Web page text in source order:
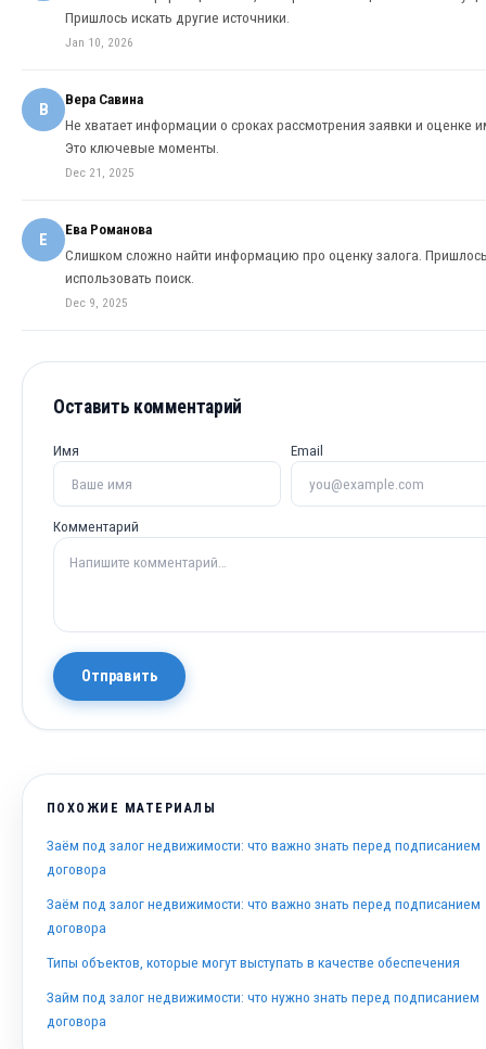
Пришлось искать другие источники.
Jan 10, 2026
В
Вера Савина
Не хватает информации о сроках рассмотрения заявки и оценке
Это ключевые моменты.
Dec 21, 2025
Е
Ева Романова
Слишком сложно найти информацию про оценку залога.
использовать поиск.
Dec 9, 2025
Оставить комментарий
Имя Email
Комментарий
Отправить
ПОХОЖИЕ МАТЕРИАЛЫ
Заём под залог недвижимости: что важно знать перед подписанием
договора
Заём под залог недвижимости: что важно знать перед подписанием
договора
Типы объектов, которые могут выступать в качестве обеспечения
Займ под залог недвижимости: что нужно знать перед подписанием
договора